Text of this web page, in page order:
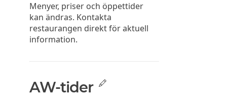
Menyer, priser och öppettider
kan ändras. Kontakta
restaurangen direkt för aktuell
information.
AW-tider